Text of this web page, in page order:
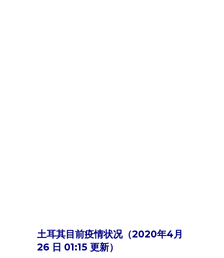
土耳其目前疫情状况（2020年4月
26 日 01:15 更新）